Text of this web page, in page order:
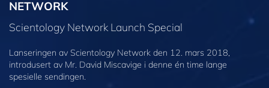
NETWORK
Scientology Network Launch Special
Lanseringen av Scientology Network den 12. mars 2018,
introdusert av Mr. David Miscavige i denne én time lange
spesielle sendingen.